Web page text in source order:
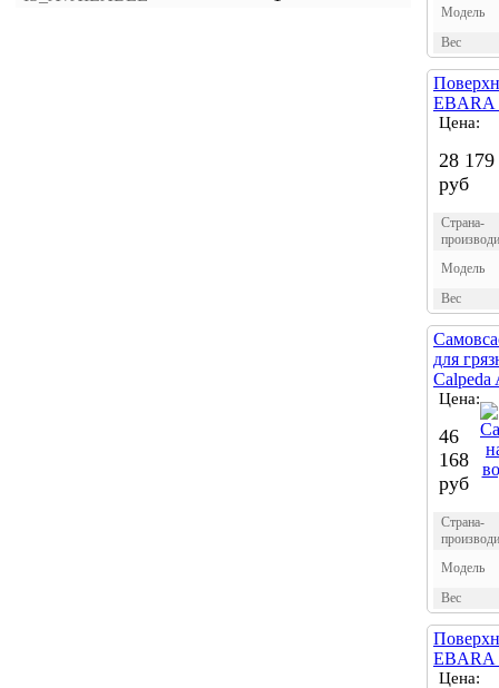
Модель
Вес
EBARA
Цена:
28 179
руб
Страна-
Модель
Вес
для
Calpeda
Цена:
46
168
руб
Страна-
Модель
Вес
EBARA
Цена: